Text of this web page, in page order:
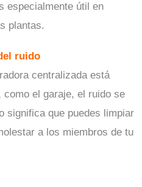
especialmente útil en
plantas.
ruido
centralizada está
como el garaje, el ruido se
significa que puedes limpiar
a los miembros de tu